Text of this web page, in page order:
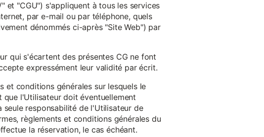
et "CGU") s'appliquent à tous les services
par e-mail ou par téléphone, quels
dénommés ci-après "Site Web") par
qui s'écartent des présentes CG ne font
expressément leur validité par écrit.
et conditions générales sur lesquels le
l'Utilisateur doit éventuellement
responsabilité de l'Utilisateur de
règlements et conditions générales du
la réservation, le cas échéant.